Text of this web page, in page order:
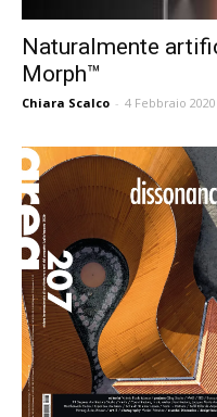
Naturalmente
Morph™
Chiara Scalco - 4 Febbraio 2020